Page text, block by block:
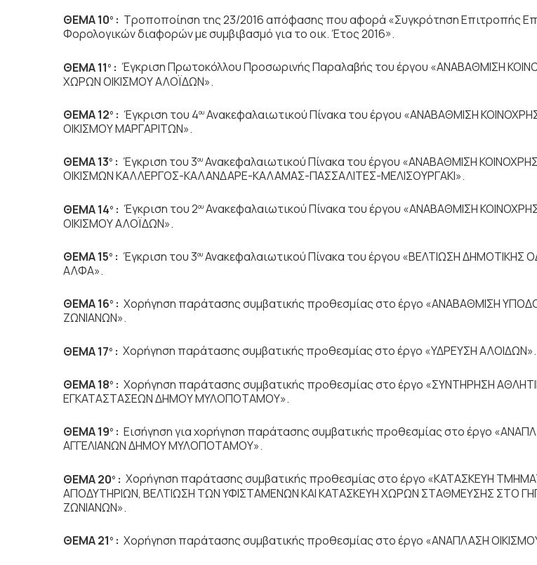
ΘΕΜΑ 10ο : Τροποποίηση της 23/2016 απόφασης που αφορά «Συγκρότηση Επιτροπής
Φορολογικών διαφορών με συμβιβασμό για το οικ. Έτος 2016».
ΘΕΜΑ 11 ο : Έγκριση Πρωτοκόλλου Προσωρινής Παραλαβής του έργου «ΑΝΑΒΑΘΜΙΣΗ
ΧΩΡΩΝ ΟΙΚΙΣΜΟΥ ΑΛΟΪΔΩΝ».
ΘΕΜΑ 12ο : Έγκριση του 4ου Ανακεφαλαιωτικού Πίνακα του έργου «ΑΝΑΒΑΘΜΙΣΗ
ΟΙΚΙΣΜΟΥ ΜΑΡΓΑΡΙΤΩΝ».
ΘΕΜΑ 13ο : Έγκριση του 3ου Ανακεφαλαιωτικού Πίνακα του έργου «ΑΝΑΒΑΘΜΙΣΗ
ΟΙΚΙΣΜΩΝ ΚΑΛΛΕΡΓΟΣ-ΚΑΛΑΝΔΑΡΕ-ΚΑΛΑΜΑΣ-ΠΑΣΣΑΛΙΤΕΣ-ΜΕΛΙΣΟΥΡΓΑΚΙ».
ΘΕΜΑ 14ο : Έγκριση του 2ου Ανακεφαλαιωτικού Πίνακα του έργου «ΑΝΑΒΑΘΜΙΣΗ
ΟΙΚΙΣΜΟΥ ΑΛΟΪΔΩΝ».
ΘΕΜΑ 15ο : Έγκριση του 3ου Ανακεφαλαιωτικού Πίνακα του έργου «ΒΕΛΤΙΩΣΗ ΔΗΜΟΤΙΚΗΣ
ΑΛΦΑ».
ΘΕΜΑ 16ο : Χορήγηση παράτασης συμβατικής προθεσμίας στο έργο «ΑΝΑΒΑΘΜΙΣΗ
ΖΩΝΙΑΝΩΝ».
ΘΕΜΑ 17ο : Χορήγηση παράτασης συμβατικής προθεσμίας στο έργο «ΥΔΡΕΥΣΗ ΑΛΟΙΔΩΝ».
ΘΕΜΑ 18ο : Χορήγηση παράτασης συμβατικής προθεσμίας στο έργο «ΣΥΝΤΗΡΗΣΗ
ΕΓΚΑΤΑΣΤΑΣΕΩΝ ΔΗΜΟΥ ΜΥΛΟΠΟΤΑΜΟΥ».
ΘΕΜΑ 19ο : Εισήγηση για χορήγηση παράτασης συμβατικής προθεσμίας στο έργο
ΑΓΓΕΛΙΑΝΩΝ ΔΗΜΟΥ ΜΥΛΟΠΟΤΑΜΟΥ».
ΘΕΜΑ 20ο : Χορήγηση παράτασης συμβατικής προθεσμίας στο έργο «ΚΑΤΑΣΚΕΥΗ
ΑΠΟΔΥΤΗΡΙΩΝ, ΒΕΛΤΙΩΣΗ ΤΩΝ ΥΦΙΣΤΑΜΕΝΩΝ ΚΑΙ ΚΑΤΑΣΚΕΥΗ ΧΩΡΩΝ ΣΤΑΘΜΕΥΣΗΣ ΣΤΟ
ΖΩΝΙΑΝΩΝ».
ΘΕΜΑ 21 ο : Χορήγηση παράτασης συμβατικής προθεσμίας στο έργο «ΑΝΑΠΛΑΣΗ